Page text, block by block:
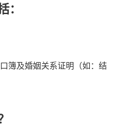
：
簿及婚姻关系证明（如：结